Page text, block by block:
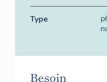
Type
Besoin